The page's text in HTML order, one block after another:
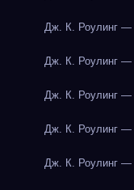
Дж. К. Роулинг —
Дж. К. Роулинг —
Дж. К. Роулинг —
Дж. К. Роулинг —
Дж. К. Роулинг —